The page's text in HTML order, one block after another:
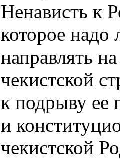
Ненависть к
которое надо
направлять
чекистской
к подрыву ее
и
чекистской